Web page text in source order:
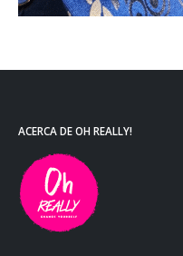
ACERCA DE OH REALLY!